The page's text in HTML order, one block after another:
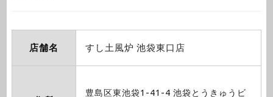
店舗名 すし土風炉 池袋東口店
豊島区東池袋1-41-4 池袋とうきゅうビ